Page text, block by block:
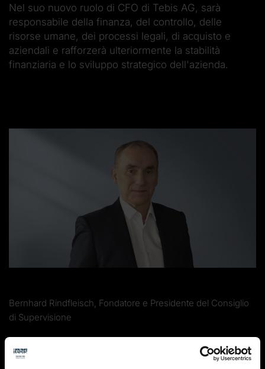
Nel suo nuovo ruolo di CFO di Tebis AG, sarà
responsabile della finanza, del controllo, delle
risorse umane, dei processi legali, di acquisto e
aziendali e rafforzerà ulteriormente la stabilità
finanziaria e lo sviluppo strategico dell'azienda.
Bernhard Rindfleisch, Fondatore e Presidente del Consiglio
di Supervisione
Consiglio di Sorveglianza, porge un caloroso